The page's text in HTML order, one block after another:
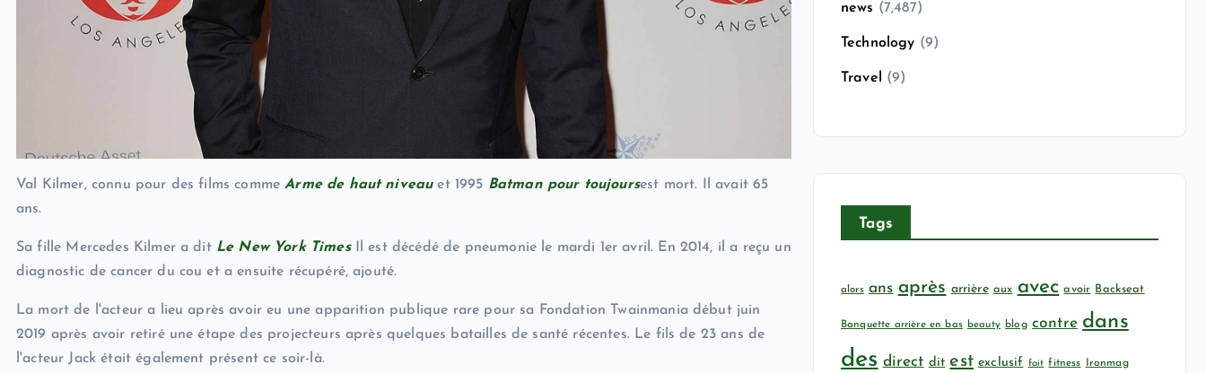
Val Kilmer, connu pour des films commeArme de haut niveauet 1995 Batman pour toujoursest mort. Il avait 65
ans.
Sa fille Mercedes Kilmer a dit Le New York Times
Il est décédé de pneumonie le mardi 1er avril. En 2014, il a reçu un
diagnostic de cancer du cou et a ensuite récupéré, ajouté.
La mort de l'acteur a lieu après avoir eu une apparition publique rare pour sa Fondation Twainmania début juin
2019 après avoir retiré une étape des projecteurs après quelques batailles de santé récentes. Le fils de 23 ans de
l'acteur Jack était également présent ce soir-là.
news (7,487)
Technology (9)
Travel (9)
Tags
alors ans après arrière aux avec avoir Backseat
Banquette arrière en bas beauty blog contre dans
des direct dit est exclusif fait fitness Ironmag